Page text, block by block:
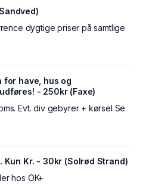
dygtige priser på samtlige
for have, hus og
- 250kr (Faxe)
Evt. div gebyrer + kørsel Se
Kun Kr. - 30kr (Solrød Strand)
hos OK+